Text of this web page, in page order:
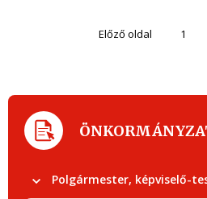
Előző oldal 1
Polgármester, képviselő-